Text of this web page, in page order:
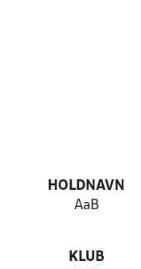
HOLDNAVN
AaB
KLUB